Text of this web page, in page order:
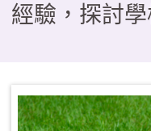
經驗，探討
「校外教學